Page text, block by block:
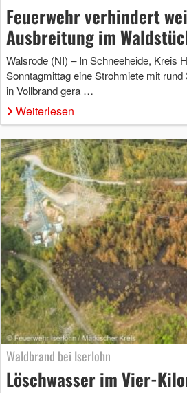
Feuerwehr verhindert
Ausbreitung im
Walsrode (NI) – In Schneeheide, Kreis
Sonntagmittag eine Strohmiete mit
in Vollbrand gera …
Weiterlesen
Waldbrand bei Iserlohn
Löschwasser im Vier-